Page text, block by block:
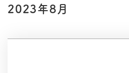
2023年8月